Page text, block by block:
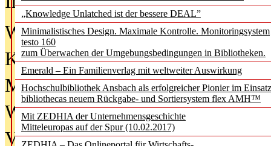
„Knowledge Unlatched ist der bessere DEAL”
Minimalistisches Design. Maximale Kontrolle. Monitoringsystem
testo 160
zum Überwachen der Umgebungsbedingungen in Bibliotheken.
Emerald – Ein Familienverlag mit weltweiter Auswirkung
Hochschulbibliothek Ansbach als erfolgreicher Pionier im
bibliothecas neuem Rückgabe- und Sortiersystem flex AMH™
Mit ZEDHIA der Unternehmensgeschichte
Mitteleuropas auf der Spur (10.02.2017)
Was Hochschul­bibliotheken von
Kinder in der digitalen Welt
Metadaten als Infrastruktur
Wenn Bots katalogisieren
Von Abschlusskleidern bis